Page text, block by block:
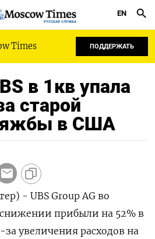
РУССКАЯ СЛУЖБА
EN
Times ПОДДЕРЖАТЬ
в 1кв упала
старой
в США
- UBS Group AG во
прибыли на 52% в
увеличения расходов на